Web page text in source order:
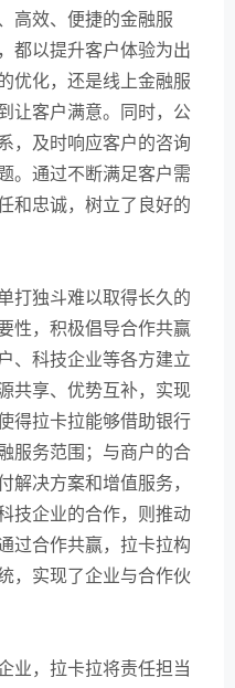
高效、便捷的金融服
都以提升客户体验为出
优化，还是线上金融服
让客户满意。同时，公
，及时响应客户的咨询
。通过不断满足客户需
和忠诚，树立了良好的
打独斗难以取得长久的
性，积极倡导合作共赢
、科技企业等各方建立
共享、优势互补，实现
得拉卡拉能够借助银行
服务范围；与商户的合
解决方案和增值服务，
技企业的合作，则推动
过合作共赢，拉卡拉构
，实现了企业与合作伙
业，拉卡拉将责任担当